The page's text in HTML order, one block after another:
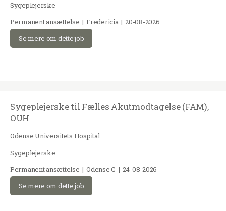
Sygeplejerske
Permanent ansættelse | Fredericia | 20-08-2026
Se mere om dette job
Sygeplejerske til Fælles Akutmodtagelse (FAM),
OUH
Odense Universitets Hospital
Sygeplejerske
Permanent ansættelse | Odense C | 24-08-2026
Se mere om dette job